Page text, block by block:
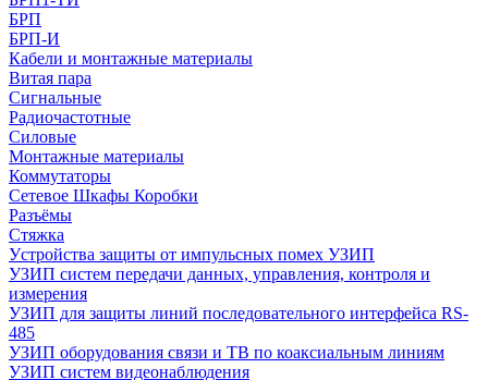
БРП
БРП-И
Кабели и монтажные материалы
Витая пара
Сигнальные
Радиочастотные
Силовые
Монтажные материалы
Коммутаторы
Сетевое Шкафы Коробки
Разъёмы
Стяжка
Уcтройства защиты от импульсных помех УЗИП
УЗИП систем передачи данных, управления, контроля и
измерения
УЗИП для защиты линий последовательного интерфейса RS-
485
УЗИП оборудования связи и ТВ по коаксиальным линиям
УЗИП систем видеонаблюдения